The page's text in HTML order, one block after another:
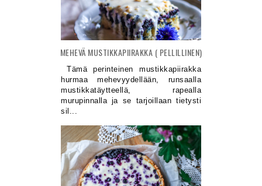
MEHEVÄ MUSTIKKAPIIRAKKA ( PELLILLINEN)
Tämä perinteinen mustikkapiirakka
hurmaa mehevyydellään, runsaalla
mustikkatäytteellä, rapealla
murupinnalla ja se tarjoillaan tietysti
sil...